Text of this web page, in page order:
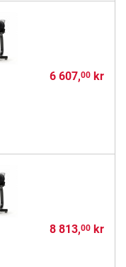
6 607,00kr
8 813,00kr